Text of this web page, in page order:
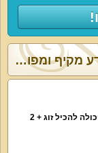
בא לך על פרימור סוויטות יוקרה? מידע מקיף ומפורט:
האירוח במתחם הינו ביחידות אירוח כאשר כל יחידה יכולה להכיל זוג + 2